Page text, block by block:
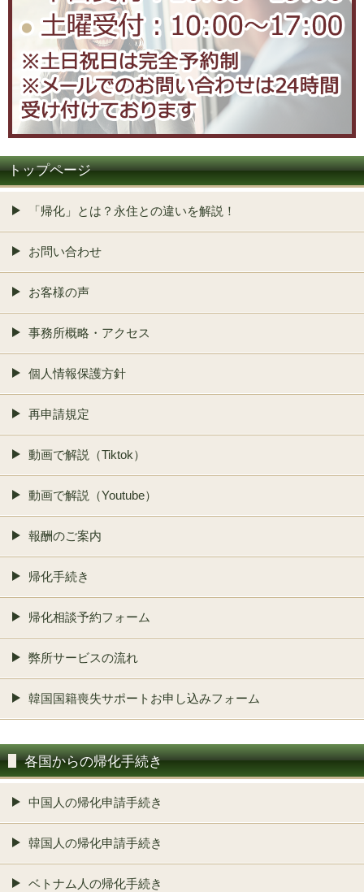
トップページ
「帰化」とは？永住との違いを解説！
お問い合わせ
お客様の声
事務所概略・アクセス
個人情報保護方針
再申請規定
動画で解説（Tiktok）
動画で解説（Youtube）
報酬のご案内
帰化手続き
帰化相談予約フォーム
弊所サービスの流れ
韓国国籍喪失サポートお申し込みフォーム
各国からの帰化手続き
中国人の帰化申請手続き
韓国人の帰化申請手続き
ベトナム人の帰化手続き